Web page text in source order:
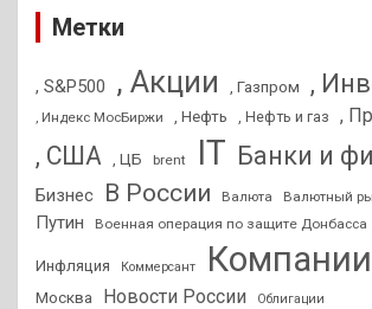
Метки
, S&P500 , Акции , Газпром ,
, Индекс МосБиржи , Нефть , Нефть и газ ,
, США , ЦБ brent IT Банки и
Бизнес В России Валюта Валютный
Путин
Военная операция по защите Донбасса
Инфляция Коммерсант Компании
Москва Новости России Облигации